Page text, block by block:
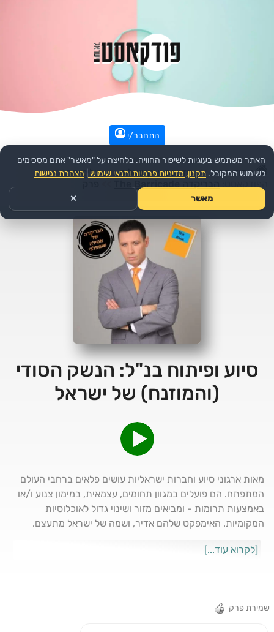
התחבר/י
עמוד הבית >> חדשות ואקטואליה >> פוליטיקה >>
>>פרק
סיוע ופיתוח בנ"ל: הנשק הסודי
(והמוזנח) של ישראל
מאות ארגוני סיוע וחברות ישראליות עושים פלאים ברחבי העולם
המתפתח. הם פועלים במגוון תחומים, עצמאית, במימון צנוע ו/או
באמצעות תרומות - ומביאים מזור ושינוי גדול לאוכלוסיות
המקומיות. האימפקט שלהם אדיר, ושמה של ישראל מתעצם.
התחומים החשובים ביחסי החוץ שלה. על ההזדמנויות, העשיה
[לקרוא עוד...]
שמירת פרק
האתר משתמש בעוגיות לשיפור החוויה. בלחיצה על "מאשר" אתם מסכימים
לשימוש המקובל. תקנון, מדיניות פרטיות ותנאי שימוש הצהרת נגישות
מאשר ✕